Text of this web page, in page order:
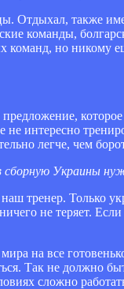
Отдыхал, также
команды,
но никому
предложение,
интересно
легче, чем
Украины
тренер. Только
не теряет.
на все
Так не должно
сложно